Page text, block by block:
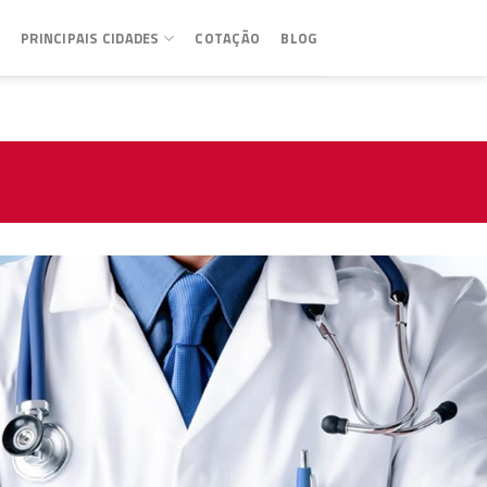
PRINCIPAIS CIDADES COTAÇÃO BLOG